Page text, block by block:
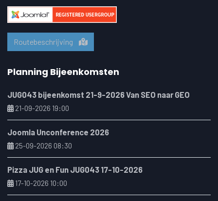
Routebeschrijving
Planning Bijeenkomsten
JUG043 bijeenkomst 21-9-2026 Van SEO naar GEO
21-09-2026 19:00
Joomla Unconference 2026
25-09-2026 08:30
Pizza JUG en Fun JUG043 17-10-2026
17-10-2026 10:00